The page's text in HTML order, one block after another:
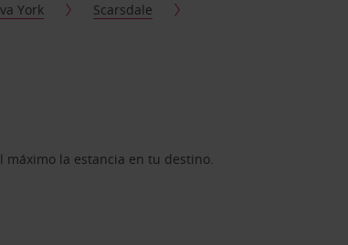
York
Scarsdale
la estancia en tu destino.